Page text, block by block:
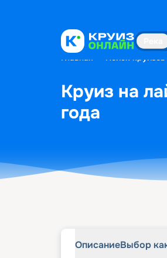
Главная Поиск круизов
Круиз на
года
ОписаниеВыбор